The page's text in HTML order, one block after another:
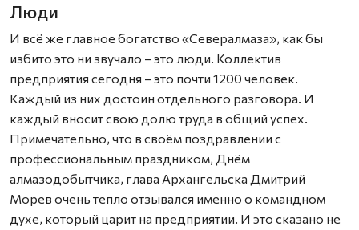
Люди
И всё же главное богатство «Севералмаза», как бы
избито это ни звучало – это люди. Коллектив
предприятия сегодня – это почти 1200 человек.
Каждый из них достоин отдельного разговора. И
каждый вносит свою долю труда в общий успех.
Примечательно, что в своём поздравлении с
профессиональным праздником, Днём
алмазодобытчика, глава Архангельска Дмитрий
Морев очень тепло отзывался именно о командном
духе, который царит на предприятии. И это сказано не